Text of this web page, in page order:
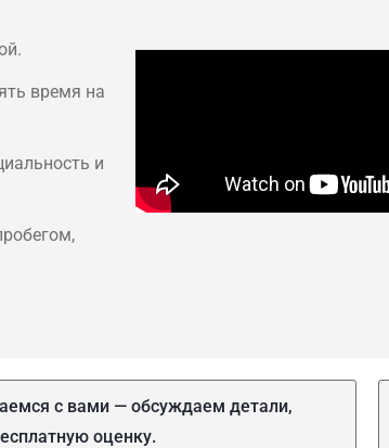
время на
и
с вами — обсуждаем детали,
оценку.